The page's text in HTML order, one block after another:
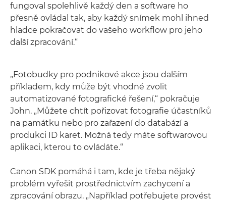
fungoval spolehlivě každý den a software ho
přesně ovládal tak, aby každý snímek mohl ihned
hladce pokračovat do vašeho workflow pro jeho
další zpracování.“
„Fotobudky pro podnikové akce jsou dalším
příkladem, kdy může být vhodné zvolit
automatizované fotografické řešení,“ pokračuje
John. „Můžete chtít pořizovat fotografie účastníků
na památku nebo pro zařazení do databází a
produkci ID karet. Možná tedy máte softwarovou
aplikaci, kterou to ovládáte.“
Canon SDK pomáhá i tam, kde je třeba nějaký
problém vyřešit prostřednictvím zachycení a
zpracování obrazu. „Například potřebujete provést